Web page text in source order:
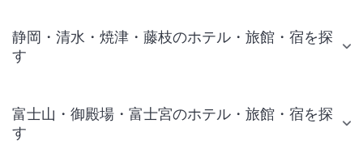
静岡・清水・焼津・藤枝のホテル・旅館・宿を探
す
富士山・御殿場・富士宮のホテル・旅館・宿を探
す